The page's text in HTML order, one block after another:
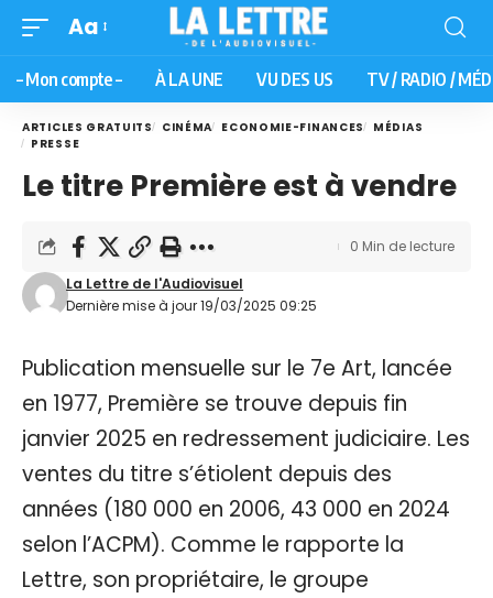
Aa
– Mon compte – À LA UNE VU DES US TV / RADIO /
ARTICLES GRATUITS CINÉMA ECONOMIE-FINANCES MÉDIAS
PRESSE
Le titre Première est à vendre
Dernière mise à jour 19/03/2025 09:25
La Lettre de l'Audiovisuel
0 Min de lecture
Publication mensuelle sur le 7e Art, lancée
en 1977, Première se trouve depuis fin
janvier 2025 en redressement judiciaire. Les
ventes du titre s’étiolent depuis des
années (180 000 en 2006, 43 000 en 2024
selon l’ACPM). Comme le rapporte la
Lettre, son propriétaire, le groupe